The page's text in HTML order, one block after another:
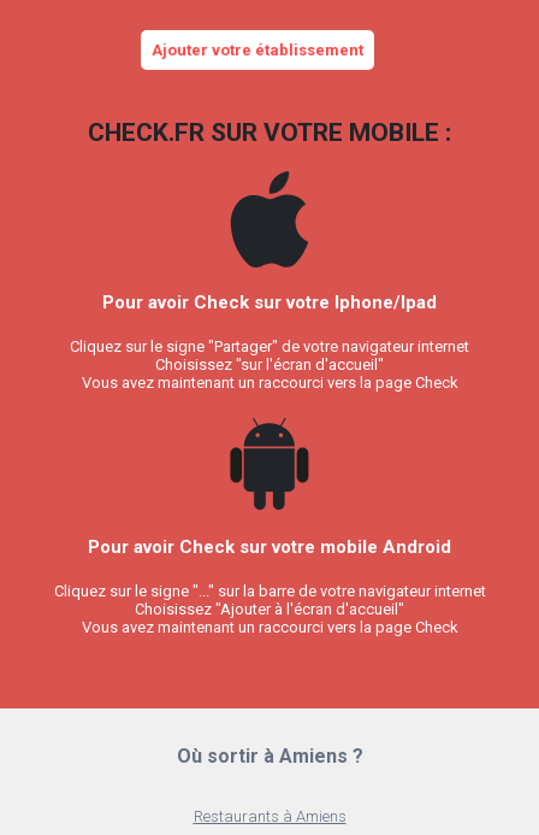
Ajouter votre établissement
CHECK.FR SUR VOTRE MOBILE :
Pour avoir Check sur votre Iphone/Ipad
Cliquez sur le signe "Partager" de votre navigateur internet
Choisissez "sur l'écran d'accueil"
Vous avez maintenant un raccourci vers la page Check
Pour avoir Check sur votre mobile Android
Cliquez sur le signe "..." sur la barre de votre navigateur internet
Choisissez "Ajouter à l'écran d'accueil"
Vous avez maintenant un raccourci vers la page Check
Où sortir à Amiens ?
Restaurants à Amiens